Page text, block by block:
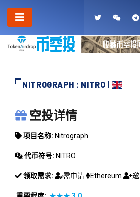
NITROGRAPH : NITRO |
NITROGRAPH
空投详情
项目名称: Nitrograph
代币符号: NITRO
领取需求: 需申请 Ethereum